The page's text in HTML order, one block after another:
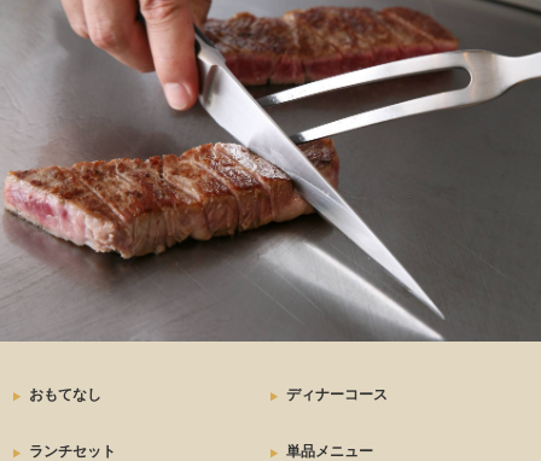
神戸牛
ステーキ
おもてなし ディナーコース
ランチセット 単品メニュー